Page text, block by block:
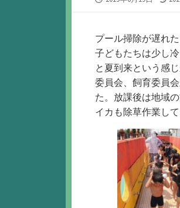
新
日
プール掃除が遅れ
子どもたちは少し
と夏到来という感
委員会、飼育委員
た。放課後は地域
イカも除草作業して